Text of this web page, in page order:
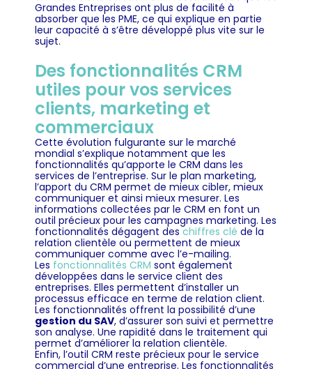
Grandes Entreprises ont plus de facilité à
absorber que les PME, ce qui explique en partie
leur capacité à s’être développé plus vite sur le
sujet.
Des fonctionnalités CRM
utiles pour vos services
clients, marketing et
commerciaux
Cette évolution fulgurante sur le marché
mondial s’explique notamment que les
fonctionnalités qu’apporte le CRM dans les
services de l’entreprise. Sur le plan marketing,
l’apport du CRM permet de mieux cibler, mieux
communiquer et ainsi mieux mesurer. Les
informations collectées par le CRM en font un
outil précieux pour les campagnes marketing. Les
fonctionnalités dégagent des chiffres clé de la
relation clientèle ou permettent de mieux
communiquer comme avec l’e-mailing.
Les fonctionnalités CRM sont également
développées dans le service client des
entreprises. Elles permettent d’installer un
processus efficace en terme de relation client.
Les fonctionnalités offrent la possibilité d’une
gestion du SAV, d’assurer son suivi et permettre
son analyse. Une rapidité dans le traitement qui
permet d’améliorer la relation clientèle.
Enfin, l’outil CRM reste précieux pour le service
commercial d’une entreprise. Les fonctionnalités